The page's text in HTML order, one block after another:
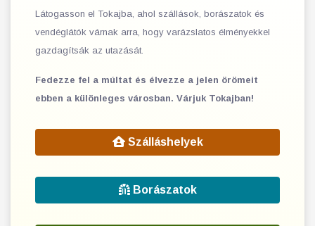
Látogasson el Tokajba, ahol szállások, borászatok és
vendéglátók várnak arra, hogy varázslatos élményekkel
gazdagítsák az utazását.
Fedezze fel a múltat és élvezze a jelen örömeit
ebben a különleges városban. Várjuk Tokajban!
Szálláshelyek
Borászatok